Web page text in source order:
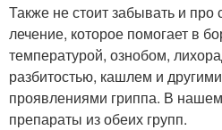
Также не стоит забывать и про
лечение, которое помогает в
температурой, ознобом,
разбитостью, кашлем и
проявлениями гриппа. В
препараты из обеих групп.